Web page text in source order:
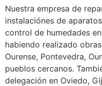
Nuestra empresa de
instalaciónes de
control de humedades
habiendo realizado
Ourense, Pontevedra,
pueblos cercanos.
delegación en Oviedo,